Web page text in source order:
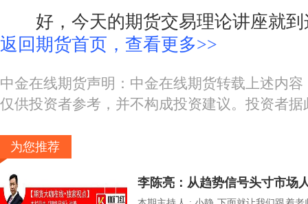
好，今天的期货交易理论讲座就到
返回期货首页，查看更多>>
中金在线期货声明：中金在线期货转载上述内
仅供投资者参考，并不构成投资建议。投资者
为您推荐
李陈亮：从趋势信号头寸市场